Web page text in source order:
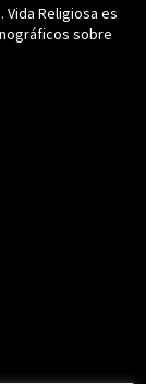
Religiosa es
sobre